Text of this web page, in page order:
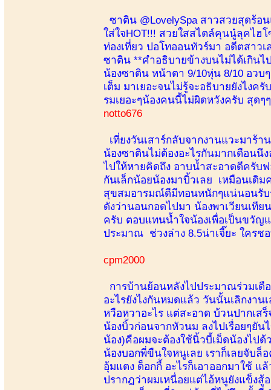
ซาติน @LovelySpa สาวสวยสุดร้
ใส่ใจHOT!!! สวยใสสไตล์คุนนู๋ลุคไ
ท่องเที่ยว ปอโทออนทัวร์มา อดีตสาว
ซาติน **คำอธิบายข้างบนไม่ได้เกินไ
น้องซาติน หน้าตา 9/10หุ่น 8/10 อวบ
เต็ม มาเยอะจนไม่รู้จะอธิบายยังไงค
รมเยอะๆน้องคนนี้ไม่ผิดหวังครับ สุดๆๆ
notto676
เที่ยงวันเสาร์กลับจากงานแวะมาร้
น้องซาตินไม่ต้องอะไรกันมากเดือนนึ
ไปให้หายคิดถึง อาบน้ำสะอาดดีครับ
กันเล็กน้อยน้องมาบิ้วเลย เหมือนเดิ
สุขสมอารมณ์ดีมีทอนหนักๆแน่นอนรั
ดังว่านอนกอดไปมา น้องพาเวียนเที
ครับ ตอบแทนน้ำใจน้องเพื่อเป็นขวัญ
ประมาณ ช่วงล่าง 8.5น่าเจี๊ยะ ใคร
cpm2000
การบ้านย้อนหลังไปประมาณร่วมเดื
อะไรยังไงกันหมดแล้ว วันนั้นเลิกงาน
หวือหวาอะไร แต่สะอาด บ้วนปากเส
น้องบิ้วก่อนจากหัวนม ลงไปเรื่อยๆยัน
น้อง)คือผมจะต้องใช้นิ้วบี้เม็ดน้องไปด้
น้องบอกพี่ขืนใจหนูเลย เราก็เลยจับล็
อุ้มแตง ด็อกกี้ อะไรก็เอาออกมาใช้
ปรากฎว่าผมเหนื่อยแต่ไอ้หนูยังแข็งสู้